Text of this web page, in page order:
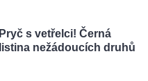
Pryč s vetřelci! Černá
listina nežádoucích druhů